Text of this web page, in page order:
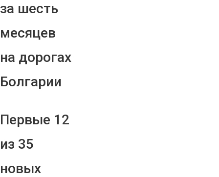
за шесть
месяцев
на дорогах
Болгарии
Первые 12
из 35
новых